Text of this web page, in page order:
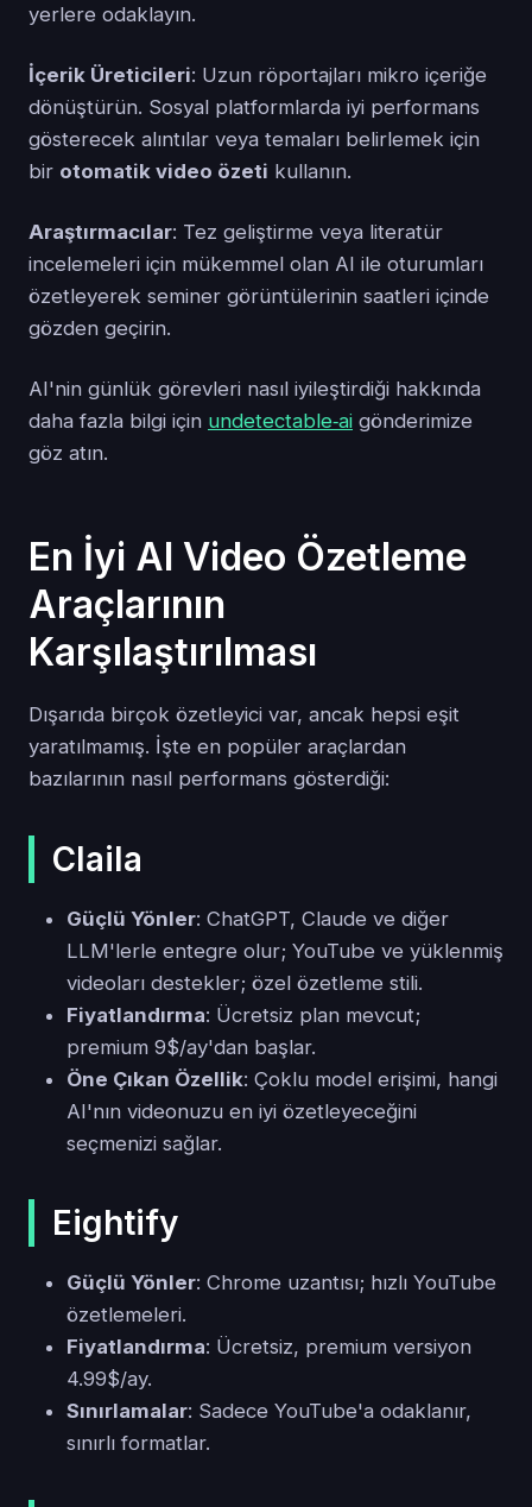
yerlere odaklayın.
İçerik Üreticileri: Uzun röportajları mikro içeriğe
dönüştürün. Sosyal platformlarda iyi performans
gösterecek alıntılar veya temaları belirlemek için
bir otomatik video özeti kullanın.
Araştırmacılar: Tez geliştirme veya literatür
incelemeleri için mükemmel olan AI ile oturumları
özetleyerek seminer görüntülerinin saatleri içinde
gözden geçirin.
AI'nin günlük görevleri nasıl iyileştirdiği hakkında
daha fazla bilgi için undetectable‑ai gönderimize
göz atın.
En İyi AI Video Özetleme
Araçlarının
Karşılaştırılması
Dışarıda birçok özetleyici var, ancak hepsi eşit
yaratılmamış. İşte en popüler araçlardan
bazılarının nasıl performans gösterdiği:
Claila
Güçlü Yönler: ChatGPT, Claude ve diğer
LLM'lerle entegre olur; YouTube ve yüklenmiş
videoları destekler; özel özetleme stili.
Fiyatlandırma: Ücretsiz plan mevcut;
premium 9$/ay'dan başlar.
Öne Çıkan Özellik: Çoklu model erişimi, hangi
AI'nın videonuzu en iyi özetleyeceğini
seçmenizi sağlar.
Eightify
Güçlü Yönler: Chrome uzantısı; hızlı YouTube
özetlemeleri.
Fiyatlandırma: Ücretsiz, premium versiyon
4.99$/ay.
Sınırlamalar: Sadece YouTube'a odaklanır,
sınırlı formatlar.